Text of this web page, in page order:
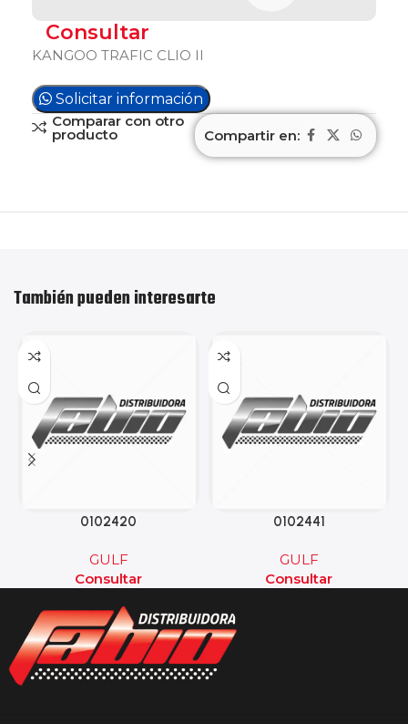
Consultar
KANGOO TRAFIC CLIO II
Solicitar información
Comparar con otro
producto Compartir en:
También pueden interesarte
0102420
GULF
Consultar
0102441
GULF
Consultar